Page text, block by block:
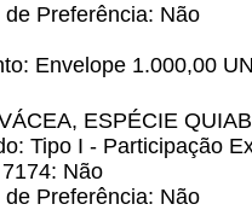
Preferência: Não
Envelope 1.000,00
ESPÉCIE
Tipo I - Participação
Não
Preferência: Não